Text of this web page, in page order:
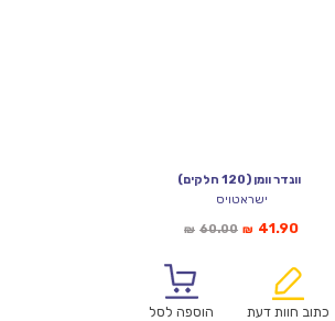
וונדר וומן (120 חלקים)
ישראטויס
₪ 60.00המחיר
₪60.00.
₪ 41.90המחיר
הוא:
כתוב חוות דעת
הוספה לסל